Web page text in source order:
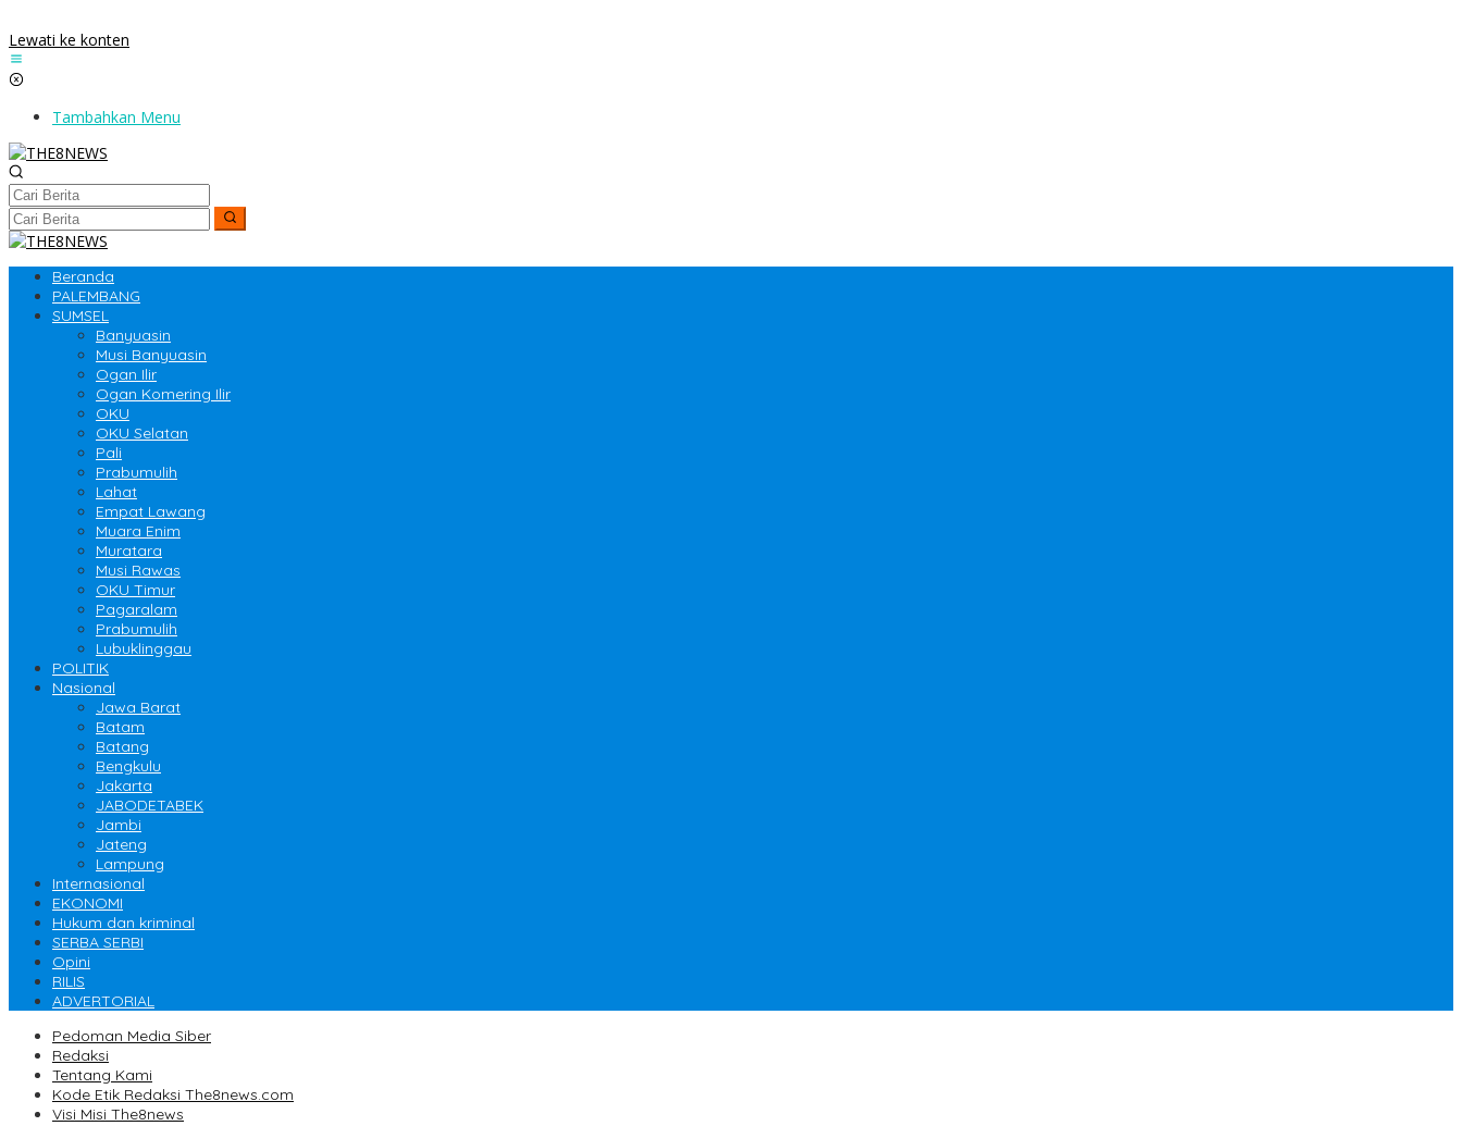
Lewati ke konten
Tambahkan Menu
Beranda
PALEMBANG
SUMSEL
Banyuasin
Musi Banyuasin
Ogan Ilir
Ogan Komering Ilir
OKU
OKU Selatan
Pali
Prabumulih
Lahat
Empat Lawang
Muara Enim
Muratara
Musi Rawas
OKU Timur
Pagaralam
Prabumulih
Lubuklinggau
POLITIK
Nasional
Jawa Barat
Batam
Batang
Bengkulu
Jakarta
JABODETABEK
Jambi
Jateng
Lampung
Internasional
EKONOMI
Hukum dan kriminal
SERBA SERBI
Opini
RILIS
ADVERTORIAL
Pedoman Media Siber
Redaksi
Tentang Kami
Kode Etik Redaksi The8news.com
Visi Misi The8news